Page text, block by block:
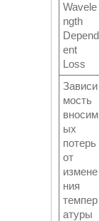
Wavele
ngth
Depend
ent
Loss
Зависи
мость
вносим
ых
потерь
от
измене
ния
темпер
атуры